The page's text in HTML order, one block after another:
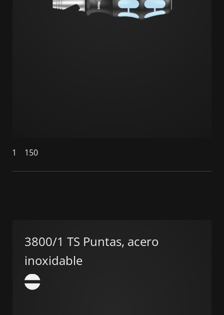
1 150
3800/1 TS Puntas, acero
inoxidable